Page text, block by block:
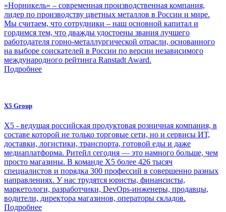
«Норникель» – современная производственная компания,
лидер по производству цветных металлов в России и мире.
Мы считаем, что сотрудники – наш основной капитал и
гордимся тем, что дважды удостоены звания лучшего
работодателя горно-металлургической отрасли, основанного
на выборе соискателей в России по версии независимого
международного рейтинга Ranstadt Award.
Подробнее
X5 Group
Х5 - ведущая российская продуктовая розничная компания, в
составе которой не только торговые сети, но и сервисы ИТ,
доставки, логистики, транспорта, готовой еды и даже
медиаплатформа. Ритейл сегодня — это намного больше, чем
просто магазины. В команде Х5 более 426 тысяч
специалистов и порядка 300 профессий в совершенно разных
направлениях. У нас трудятся юристы, финансисты,
маркетологи, разработчики, DevOps-инженеры, продавцы,
водители, директора магазинов, операторы складов.
Подробнее